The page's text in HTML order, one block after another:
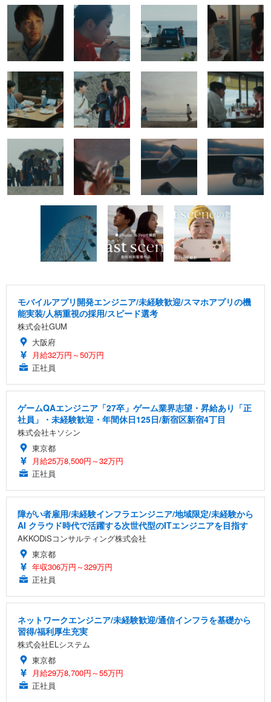
モバイルアプリ開発エンジニア/未経験歓迎/スマホアプリの機
能実装/人柄重視の採用/スピード選考
株式会社GUM
大阪府
月給32万円～50万円
正社員
ゲームQAエンジニア「27卒」ゲーム業界志望・昇給あり「正
社員」・未経験歓迎・年間休日125日/新宿区新宿4丁目
株式会社キソシン
東京都
月給25万8,500円～32万円
正社員
障がい者雇用/未経験インフラエンジニア/地域限定/未経験から
AI クラウド時代で活躍する次世代型のITエンジニアを目指す
AKKODiSコンサルティング株式会社
東京都
年収306万円～329万円
正社員
ネットワークエンジニア/未経験歓迎/通信インフラを基礎から
習得/福利厚生充実
株式会社ELシステム
東京都
月給29万8,700円～55万円
正社員